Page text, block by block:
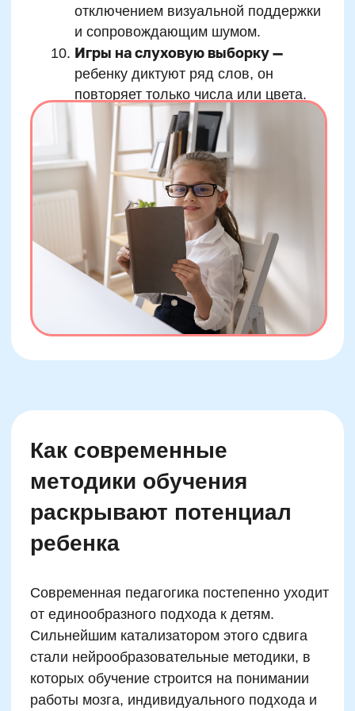
целей, устойчивость к стрессу. Поэтому
ребенок реже теряет фокус на уроке, проще
справляется с контрольными, увереннее
чувствует себя в условиях экзамена и
быстрее подключается к групповым формам
Родители часто задаются вопросом:
«Почему ментальный счет помогает лучше
учиться в школе?» Ответ можно свести к
трем словам — интеграция, автономия,
перенос. Интеграция — потому что
активизируются все основные когнитивные
ресурсы. Автономия — потому что ребенок
учится мыслить, а не ждать готовое
решение. И перенос — потому что
развиваемые навыки автоматически
переносятся и на чтение, и на письмо, и на
работу с информацией. Именно поэтому
курс ментальной арифметики
дает устойчивый и ощутимый эффект в
учебной деятельности ребенка.
Автор статьи: